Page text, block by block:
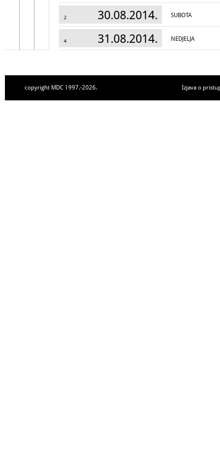
2 30.08.2014. SUBOTA
4 31.08.2014. NEDJELJA
copyright MDC 1997.-2026. Izjava o